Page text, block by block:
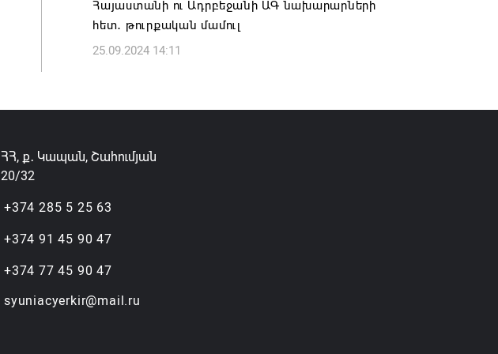
Հայաստանի ու Ադրբեջանի ԱԳ նախարարների
հետ․ թուրքական մամուլ
25.09.2024 14:11
ՀՀ, ք․ Կապան, Շահումյան
20/32
+374 285 5 25 63
+374 91 45 90 47
+374 77 45 90 47
syuniacyerkir@mail.ru